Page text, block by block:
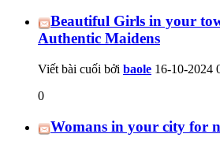
Beautiful Girls in your
Authentic Maidens
Viết bài cuối bởi baole 16-10-2024
0
Womans in your city for